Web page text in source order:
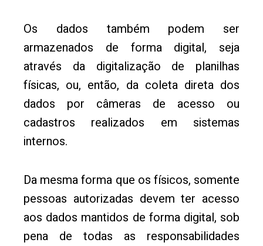
Os dados também podem ser
armazenados de forma digital, seja
através da digitalização de planilhas
físicas, ou, então, da coleta direta dos
dados por câmeras de acesso ou
cadastros realizados em sistemas
internos.
Da mesma forma que os físicos, somente
pessoas autorizadas devem ter acesso
aos dados mantidos de forma digital, sob
pena de todas as responsabilidades